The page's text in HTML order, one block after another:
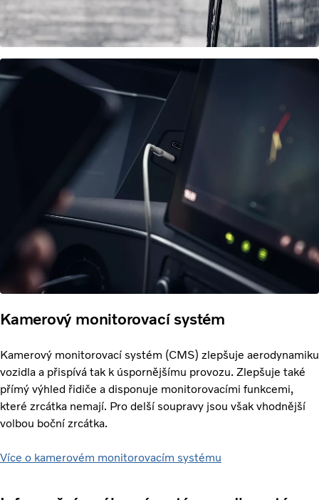
Kamerový monitorovací systém
Kamerový monitorovací systém (CMS) zlepšuje aerodynamiku
vozidla a přispívá tak k úspornějšímu provozu. Zlepšuje také
přímý výhled řidiče a disponuje monitorovacími funkcemi,
které zrcátka nemají. Pro delší soupravy jsou však vhodnější
volbou boční zrcátka.
Více o kamerovém monitorovacím systému